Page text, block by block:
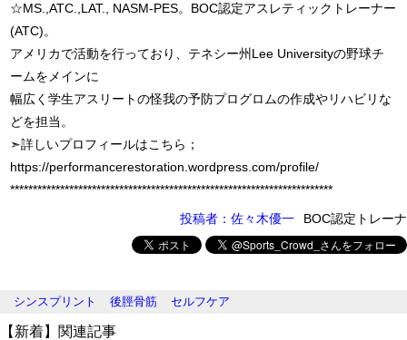
☆MS.,ATC.,LAT., NASM-PES。BOC認定アスレティックトレーナー
(ATC)。
アメリカで活動を行っており、テネシー州Lee Universityの野球チ
ームをメインに
幅広く学生アスリートの怪我の予防プログロムの作成やリハビリな
どを担当。
➣詳しいプロフィールはこちら；
https://performancerestoration.wordpress.com/profile/
***********************************************************************
投稿者：佐々木優一
BOC認定トレーナ
シンスプリント 後脛骨筋 セルフケア
【新着】関連記事